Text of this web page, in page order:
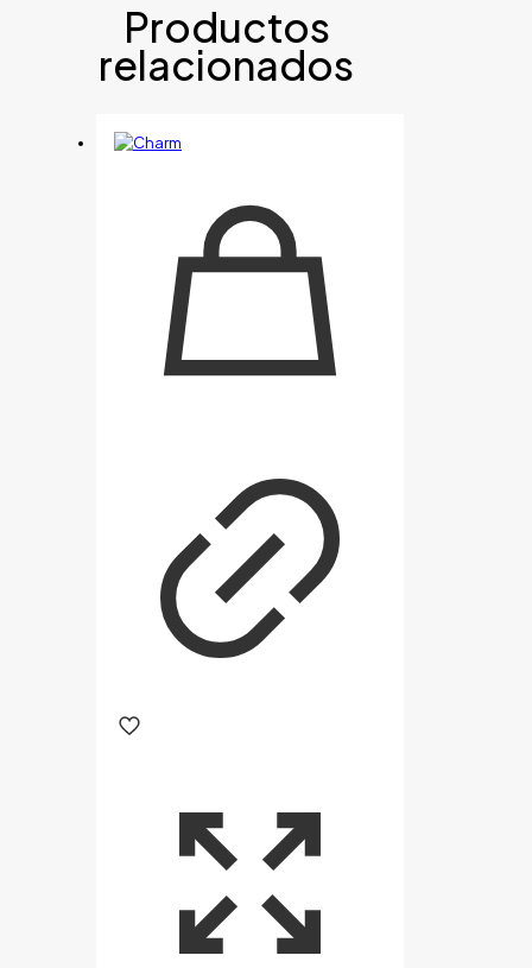
Productos
relacionados